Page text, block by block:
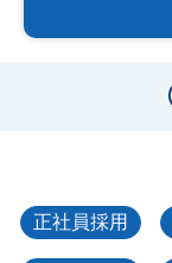
正社員採用